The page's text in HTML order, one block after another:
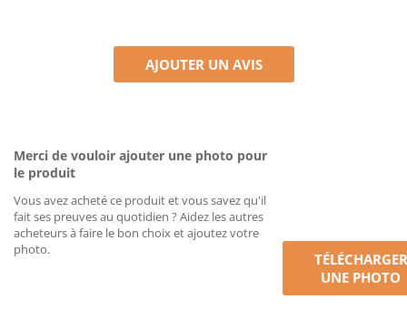
AJOUTER UN AVIS
Merci de vouloir ajouter une photo pour
le produit
Vous avez acheté ce produit et vous savez qu'il
fait ses preuves au quotidien ? Aidez les autres
acheteurs à faire le bon choix et ajoutez votre
photo.
TÉLÉCHARGER
UNE PHOTO